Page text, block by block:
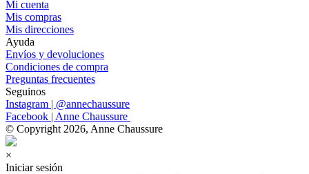
Mi cuenta
Mis compras
Mis direcciones
Ayuda
Envíos y devoluciones
Condiciones de compra
Preguntas frecuentes
Seguinos
Instagram | @annechaussure
Facebook | Anne Chaussure
© Copyright 2026, Anne Chaussure
×
Iniciar sesión